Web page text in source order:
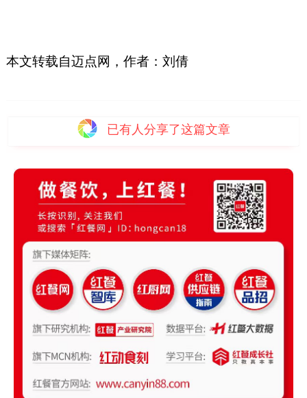
本文转载自迈点网，作者：刘倩
已有人分享了这篇文章